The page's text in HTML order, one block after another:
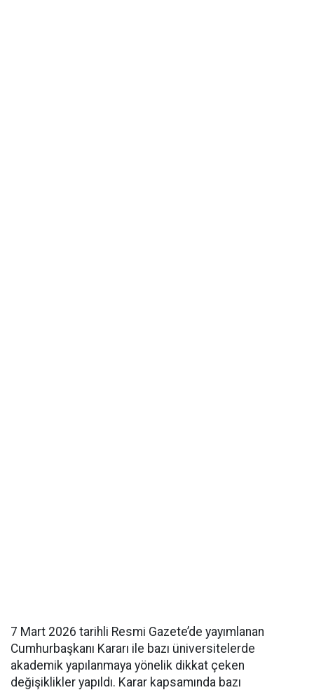
7 Mart 2026 tarihli Resmi Gazete’de yayımlanan
Cumhurbaşkanı Kararı ile bazı üniversitelerde
akademik yapılanmaya yönelik dikkat çeken
değişiklikler yapıldı. Karar kapsamında bazı